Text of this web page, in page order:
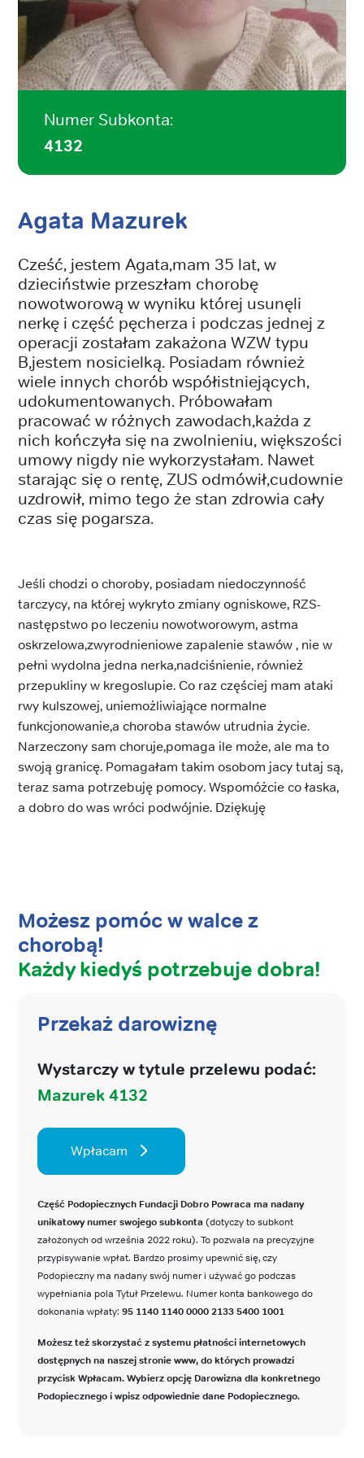
Numer Subkonta:
4132
Agata Mazurek
Cześć, jestem Agata,mam 35 lat, w
dzieciństwie przeszłam chorobę
nowotworową w wyniku której usunęli
nerkę i część pęcherza i podczas jednej z
operacji zostałam zakażona WZW typu
B,jestem nosicielką. Posiadam również
wiele innych chorób współistniejących,
udokumentowanych. Próbowałam
pracować w różnych zawodach,każda z
nich kończyła się na zwolnieniu, większości
umowy nigdy nie wykorzystałam. Nawet
starając się o rentę, ZUS odmówił,cudownie
uzdrowił, mimo tego że stan zdrowia cały
czas się pogarsza.
Jeśli chodzi o choroby, posiadam niedoczynność
tarczycy, na której wykryto zmiany ogniskowe, RZS-
następstwo po leczeniu nowotworowym, astma
oskrzelowa,zwyrodnieniowe zapalenie stawów , nie w
pełni wydolna jedna nerka,nadciśnienie, również
przepukliny w kregoslupie. Co raz częściej mam ataki
rwy kulszowej, uniemożliwiające normalne
funkcjonowanie,a choroba stawów utrudnia życie.
Narzeczony sam choruje,pomaga ile może, ale ma to
swoją granicę. Pomagałam takim osobom jacy tutaj są,
teraz sama potrzebuję pomocy. Wspomóżcie co łaska,
a dobro do was wróci podwójnie. Dziękuję
Możesz pomóc w walce z
chorobą!
Każdy kiedyś potrzebuje dobra!
Przekaż darowiznę
Wystarczy w tytule przelewu podać:
Mazurek 4132
Wpłacam
Część Podopiecznych Fundacji Dobro Powraca ma nadany
unikatowy numer swojego subkonta (dotyczy to subkont
założonych od września 2022 roku). To pozwala na precyzyjne
przypisywanie wpłat. Bardzo prosimy upewnić się, czy
Podopieczny ma nadany swój numer i używać go podczas
wypełniania pola Tytuł Przelewu. Numer konta bankowego do
dokonania wpłaty: 95 1140 1140 0000 2133 5400 1001
Możesz też skorzystać z systemu płatności internetowych
dostępnych na naszej stronie www, do których prowadzi
przycisk Wpłacam. Wybierz opcję Darowizna dla konkretnego
Podopiecznego i wpisz odpowiednie dane Podopiecznego.